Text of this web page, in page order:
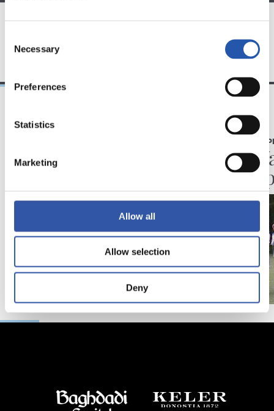
Selection
Necessary
Preferences
Statistics
Marketing
Allow all
Allow selection
Deny
09/06/2018
Transmission de
valeurs
07/04/2018
GALERIE DE
Liga